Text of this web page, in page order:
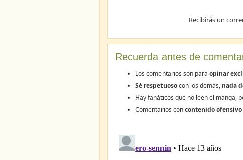
Recibirás un
Recuerda antes de
Los comentarios son para opinar
Sé respetuosocon los demás, nada
Hay fanáticos que no leen el manga,
Comentarios concontenido